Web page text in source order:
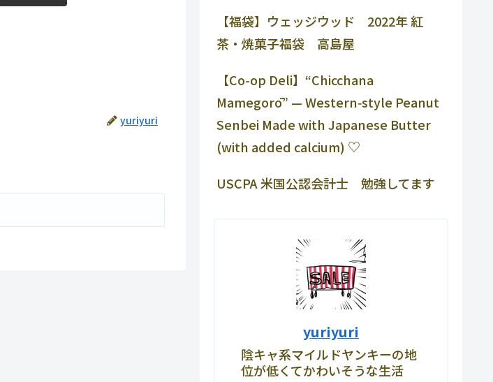
yuriyuri
【福袋】ウェッジウッド 2022年 紅
茶・焼菓子福袋 高島屋
【Co-op Deli】“Chicchana
Mamegorō” — Western‑style Peanut
Senbei Made with Japanese Butter
(with added calcium) ♡
USCPA 米国公認会計士 勉強してます
yuriyuri
陰キャ系マイルドヤンキーの地
位が低くてかわいそうな生活